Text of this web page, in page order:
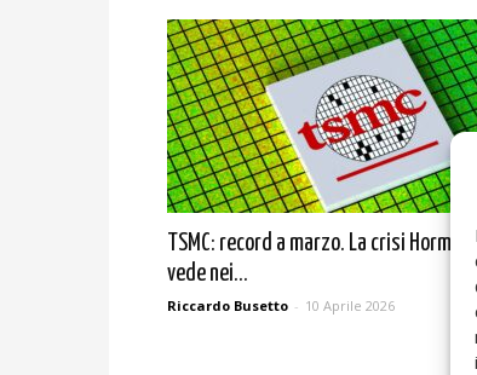
TSMC: record a marzo. La crisi
vede nei...
Riccardo Busetto - 10 Aprile 2026